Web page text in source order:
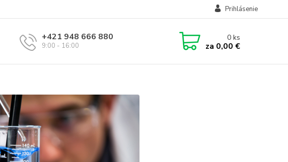
Prihlásenie
+421 948 666 880
9:00 - 16:00
0ks
za 0,00 €